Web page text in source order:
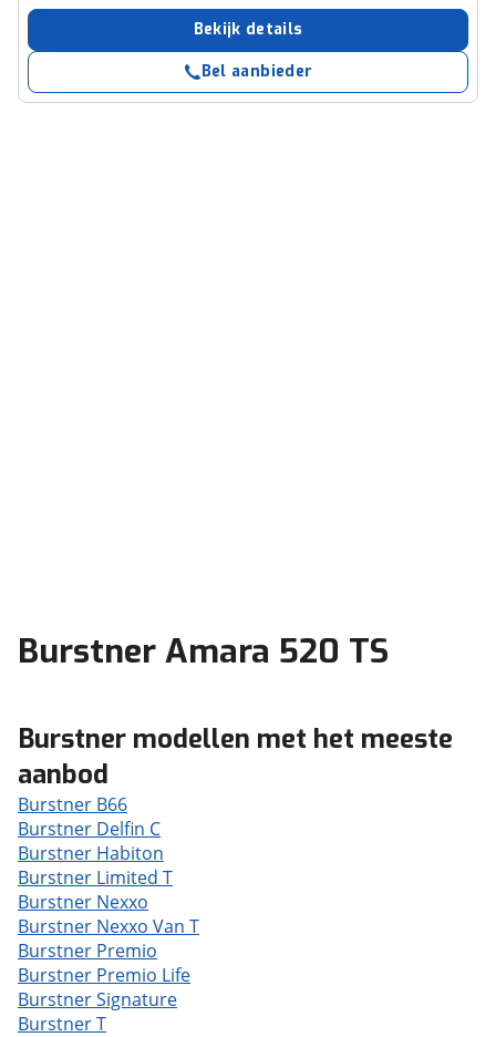
Bekijk details
Bel aanbieder
Burstner Amara 520 TS
Burstner modellen met het meeste
aanbod
Burstner B66
Burstner Delfin C
Burstner Habiton
Burstner Limited T
Burstner Nexxo
Burstner Nexxo Van T
Burstner Premio
Burstner Premio Life
Burstner Signature
Burstner T